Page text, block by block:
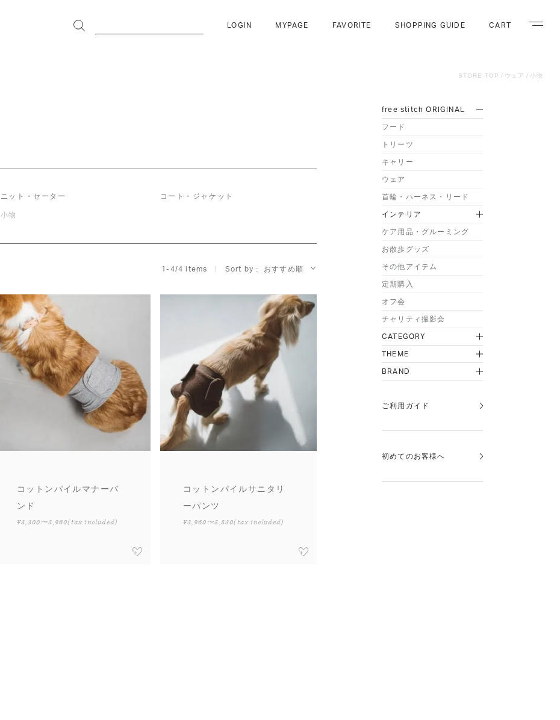
LOGIN MYPAGE FAVORITE SHOPPING GUIDE CART ナビゲ
STORE TOP ウェア 小物
ニット・セーター コート・ジャケット
小物
1- 4/4 items Sort by おすすめ順
コットンパイルマナーバ
ンド
¥3,300〜3,960(tax included)
コットンパイルサニタリ
ーパンツ
¥3,960〜5,830(tax included)
free stitch ORIGINAL
フード
トリーツ
キャリー
ウェア
首輪・ハーネス・リード
インテリア
ケア用品・グルーミング
お散歩グッズ
その他アイテム
定期購入
オフ会
チャリティ撮影会
CATEGORY
THEME
BRAND
ご利用ガイド
初めてのお客様へ